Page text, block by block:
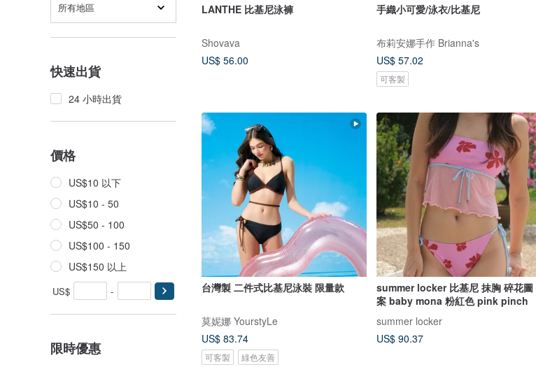
所有地區
快速出貨
24 小時出貨
價格
US$10 以下
US$10 - 50
US$50 - 100
US$100 - 150
US$150 以上
US$ -
限時優惠
LANTHE 比基尼泳褲
Shovava
US$ 56.00
手織小可愛/泳衣/比基尼
布莉安娜手作 Brianna's
US$ 57.02
可客製
台灣製 二件式比基尼泳裝 限量款
莫妮娜 YourstyLe
US$ 83.74
可客製 綠色友善
summer locker 比基尼 抹胸 碎花圖
案 baby mona 粉紅色 pink pinch
summer locker
US$ 90.37